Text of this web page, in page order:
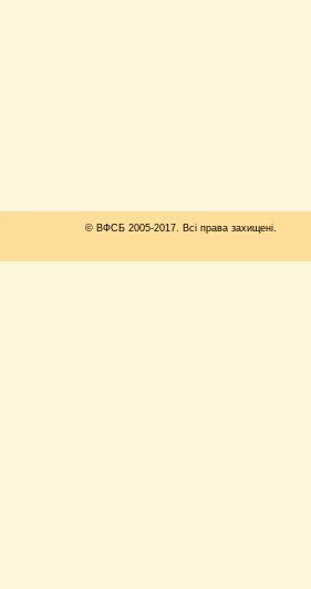
© ВФСБ 2005-2017. Всі права захищені.